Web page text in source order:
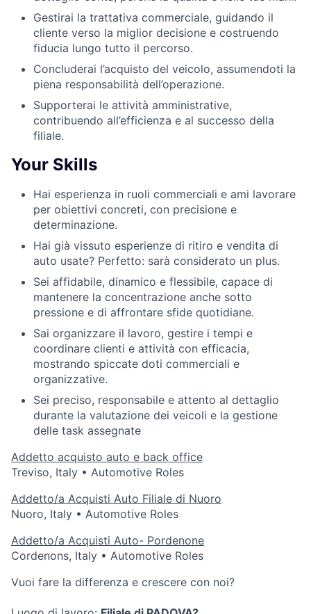
Gestirai la trattativa commerciale, guidando il
cliente verso la miglior decisione e costruendo
fiducia lungo tutto il percorso.
Concluderai l’acquisto del veicolo, assumendoti la
piena responsabilità dell’operazione.
Supporterai le attività amministrative,
contribuendo all’efficienza e al successo della
filiale.
Your Skills
Hai esperienza in ruoli commerciali e ami lavorare
per obiettivi concreti, con precisione e
determinazione.
Hai già vissuto esperienze di ritiro e vendita di
auto usate? Perfetto: sarà considerato un plus.
Sei affidabile, dinamico e flessibile, capace di
mantenere la concentrazione anche sotto
pressione e di affrontare sfide quotidiane.
Sai organizzare il lavoro, gestire i tempi e
coordinare clienti e attività con efficacia,
mostrando spiccate doti commerciali e
organizzative.
Sei preciso, responsabile e attento al dettaglio
durante la valutazione dei veicoli e la gestione
delle task assegnate
Addetto acquisto auto e back office
Treviso, Italy • Automotive Roles
Addetto/a Acquisti Auto Filiale di Nuoro
Nuoro, Italy • Automotive Roles
Addetto/a Acquisti Auto- Pordenone
Cordenons, Italy • Automotive Roles
Vuoi fare la differenza e crescere con noi?